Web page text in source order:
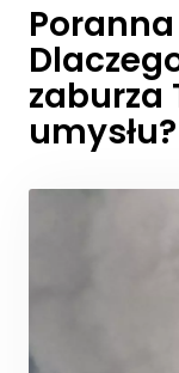
zaburza
umysłu?